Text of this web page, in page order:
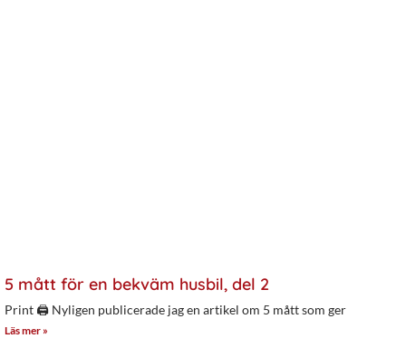
5 mått för en bekväm husbil, del 2
Print 🖨 Nyligen publicerade jag en artikel om 5 mått som ger
Läs mer »